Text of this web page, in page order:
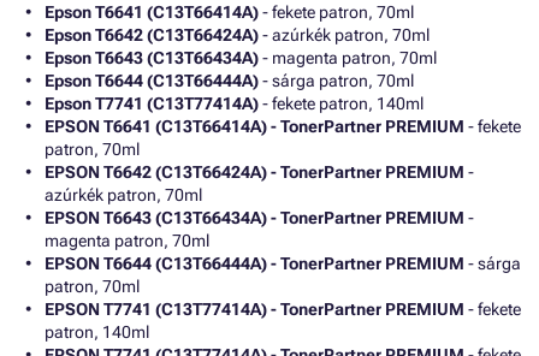
Epson T6641 (C13T66414A)- fekete patron, 70ml
Epson T6642 (C13T66424A)- azúrkék patron, 70ml
Epson T6643 (C13T66434A)- magenta patron, 70ml
Epson T6644 (C13T66444A)- sárga patron, 70ml
Epson T7741 (C13T77414A)- fekete patron, 140ml
EPSON T6641 (C13T66414A) - TonerPartner PREMIUM - fekete
patron, 70ml
EPSON T6642 (C13T66424A) - TonerPartner PREMIUM -
azúrkék patron, 70ml
EPSON T6643 (C13T66434A) - TonerPartner PREMIUM -
magenta patron, 70ml
EPSON T6644 (C13T66444A) - TonerPartner PREMIUM - sárga
patron, 70ml
EPSON T7741 (C13T77414A) - TonerPartner PREMIUM - fekete
patron, 140ml